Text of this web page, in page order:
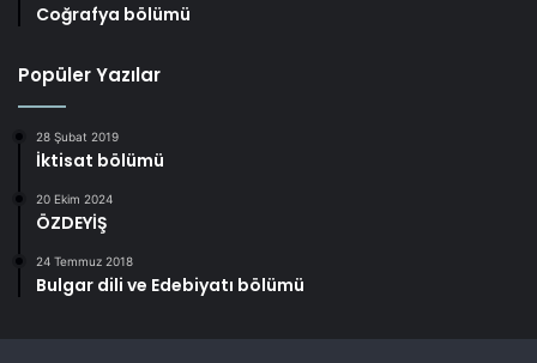
Coğrafya bölümü
Popüler Yazılar
28 Şubat 2019
İktisat bölümü
20 Ekim 2024
ÖZDEYİŞ
24 Temmuz 2018
Bulgar dili ve Edebiyatı bölümü